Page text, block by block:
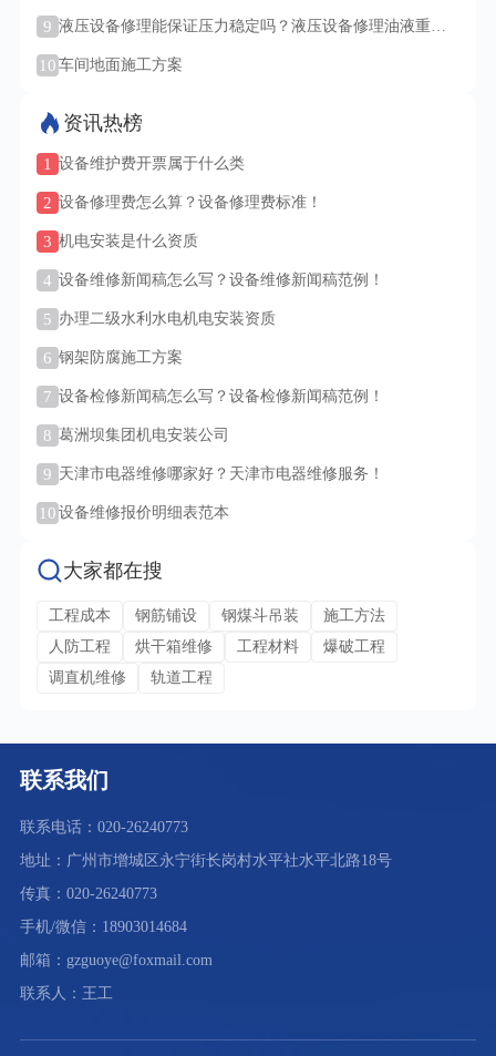
9 液压设备修理能保证压力稳定吗？液压设备修理油液重要
10 车间地面施工方案
资讯热榜
1 设备维护费开票属于什么类
2 设备修理费怎么算？设备修理费标准！
3 机电安装是什么资质
4 设备维修新闻稿怎么写？设备维修新闻稿范例！
5 办理二级水利水电机电安装资质
6 钢架防腐施工方案
7 设备检修新闻稿怎么写？设备检修新闻稿范例！
8 葛洲坝集团机电安装公司
9 天津市电器维修哪家好？天津市电器维修服务！
10 设备维修报价明细表范本
大家都在搜
工程成本 钢筋铺设 钢煤斗吊装
施工方法
人防工程
烘干箱维修 工程材料
爆破工程
调直机维修
轨道工程
联系我们
联系电话：020-26240773
地址：广州市增城区永宁街长岗村水平社水平北路18号
传真：020-26240773
手机/微信：18903014684
邮箱：gzguoye@foxmail.com
联系人：王工